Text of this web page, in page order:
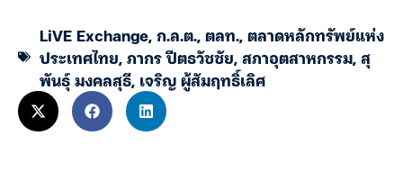
LiVE Exchange,ก.ล.ต.,ตลท.,ตลาดหลักทรัพย์แห่ง
ประเทศไทย,ภากร ปีตธวัชชัย,สภาอุตสาหกรรม,สุ
พันธุ์ มงคลสุธี, เจริญ ผู้สัมฤทธิ์เลิศ